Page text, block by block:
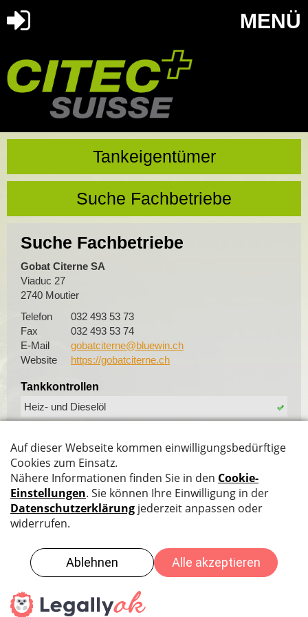
MENÜ
Tankeigentümer
Suche Fachbetriebe
Suche Fachbetriebe
Gobat Citerne SA
Viaduc 27
2740 Moutier
Telefon
032 493 53 73
Fax
032 493 53 74
E-Mail
gobatciterne@bluewin.ch
Website
https://gobatciterne.ch
Tankkontrollen
Heiz- und Dieselöl
Wartung Leckanzeigesysteme
Doppelmantel
Rohrleitungen
Weitere Tätigkeiten
Tankrückbau
Tankstellenbau
Datenschutz|Impressum| Sitemap